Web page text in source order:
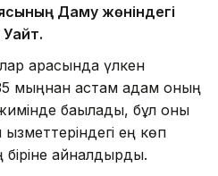
Даму жөніндегі
арасында үлкен
мыңнан астам адам оның
бақылады, бұл оны
ең көп
біріне айналдырды.